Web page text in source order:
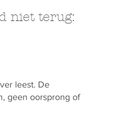
niet terug:
leest. De
geen oorsprong of